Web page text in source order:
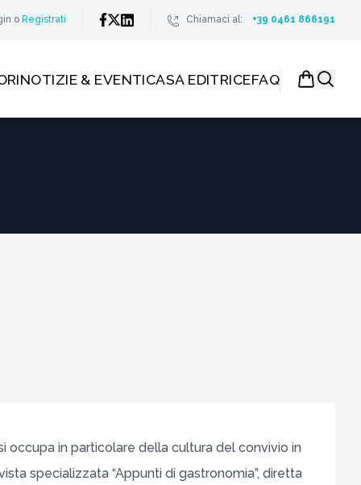
o Registrati Chiamaci al: +39 0461 866191
NOTIZIE & EVENTICASA EDITRICEFAQ
occupa in particolare della cultura del convivio in
specializzata “Appunti di gastronomia”, diretta